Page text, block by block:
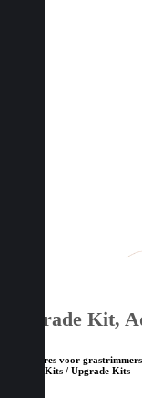
Upgrade Kit,
Accessoires voor
/ STIHL Kits / Upgrade Kits